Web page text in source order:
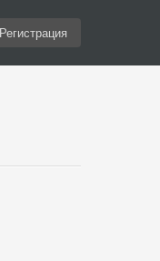
Регистрация